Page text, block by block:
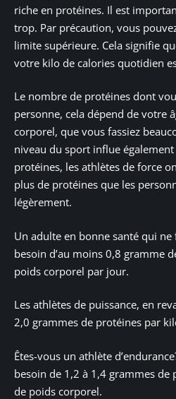
riche en protéines. Il est
trop. Par précaution, vous
limite supérieure. Cela signifie
votre kilo de calories quotidien
Le nombre de protéines dont
personne, cela dépend de votre
corporel, que vous fassiez
niveau du sport influe
protéines, les athlètes de force
plus de protéines que les
légèrement.
Un adulte en bonne santé qui ne
besoin d’au moins 0,8 gramme
poids corporel par jour.
Les athlètes de puissance, en
2,0 grammes de protéines par
Êtes-vous un athlète
besoin de 1,2 à 1,4 grammes
de poids corporel.